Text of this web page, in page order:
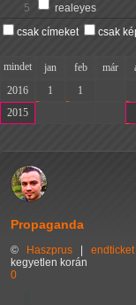
5
realeyes
csak címeket
csak
mindet jan feb már
2016
1 1
2015
Propaganda
© Haszprus endticket
kegyetlen korán
0